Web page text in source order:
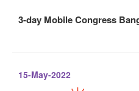
3-day Mobile Congress
15-May-2022